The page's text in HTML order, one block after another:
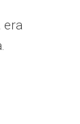
era